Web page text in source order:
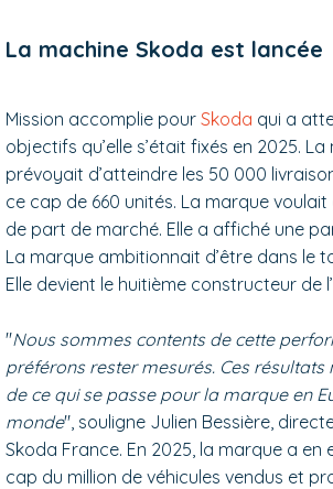
La machine Skoda est lancée
Mission accomplie pour Skoda qui a
objectifs qu’elle s’était fixés en 2025.
prévoyait d’atteindre les 50 000
ce cap de 660 unités. La marque voulait
de part de marché. Elle a affiché une
La marque ambitionnait d’être dans le
Elle devient le huitième constructeur de
"Nous sommes contents de cette
préférons rester mesurés. Ces résultats
de ce qui se passe pour la marque en
monde", souligne Julien Bessière,
Skoda France. En 2025, la marque a
cap du million de véhicules vendus et